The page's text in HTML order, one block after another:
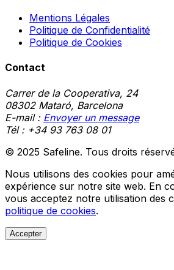
Mentions Légales
Politique de Confidentialité
Politique de Cookies
Contact
Carrer de la Cooperativa, 24
08302 Mataró, Barcelona
E-mail : Envoyer un message
Tél :+34 93 763 08 01
© 2025 Safeline. Tous droits
Nous utilisons des cookies pour
expérience sur notre site web. En
vous acceptez notre utilisation des
politique de cookies.
Accepter